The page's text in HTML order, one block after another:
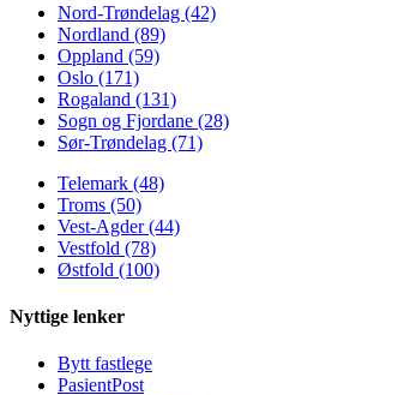
Nord-Trøndelag (42)
Nordland (89)
Oppland (59)
Oslo (171)
Rogaland (131)
Sogn og Fjordane (28)
Sør-Trøndelag (71)
Telemark (48)
Troms (50)
Vest-Agder (44)
Vestfold (78)
Østfold (100)
Nyttige lenker
Bytt fastlege
PasientPost